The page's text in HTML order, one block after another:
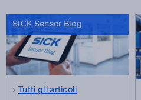
SICK Sensor Blog
Tutti gli articoli